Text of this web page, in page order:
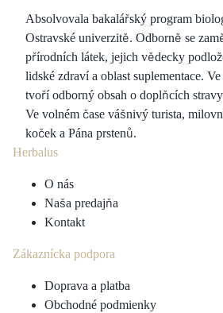
Absolvovala bakalářský program
Ostravské univerzitě. Odborně se
přírodních látek, jejich vědecky
lidské zdraví a oblast suplementace.
tvoří odborný obsah o doplňcích
Ve volném čase vášnivý turista,
koček a Pána prstenů.
Herbalus
O nás
Naša predajňa
Kontakt
Zákaznícka podpora
Doprava a platba
Obchodné podmienky